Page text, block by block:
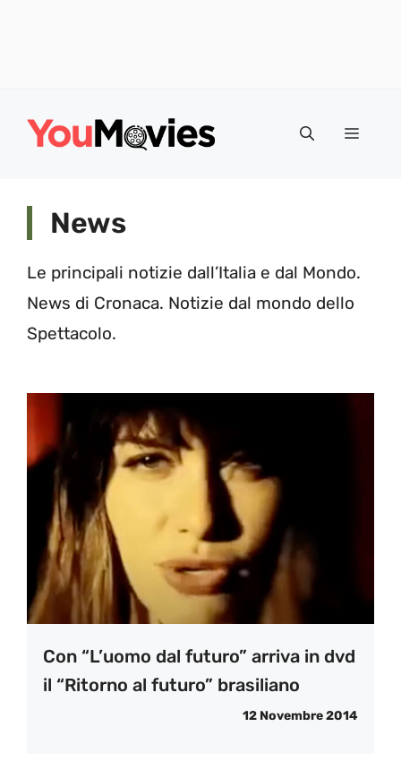
Menu
News
Le principali notizie dall’Italia e dal Mondo.
News di Cronaca. Notizie dal mondo dello
Spettacolo.
Con “L’uomo dal futuro” arriva in dvd
il “Ritorno al futuro” brasiliano
12 Novembre 2014